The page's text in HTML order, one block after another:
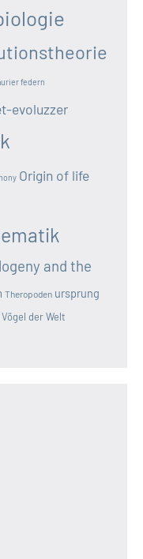
federn
evoluzzer
Origin of life
and the
Theropoden ursprung
Vögel der Welt